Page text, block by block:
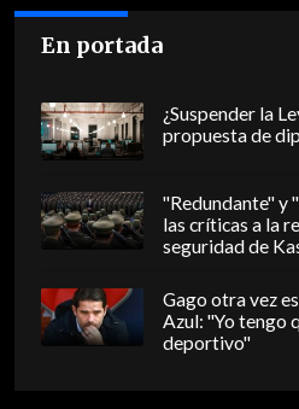
En portada
¿Suspender la
propuesta de
"Redundante" y
las críticas a la
seguridad de
Gago otra vez
Azul: "Yo tengo
deportivo"